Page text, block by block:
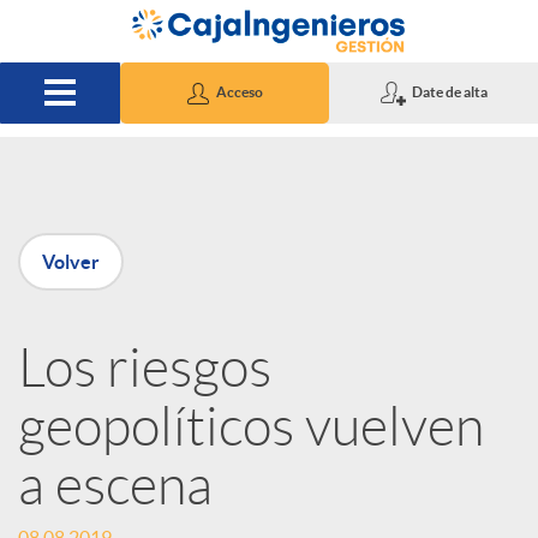
Saltar al contenido principal
Acceso Date de alta
P
u
b
l
Volver
Los riesgos
geopolíticos vuelven
a escena